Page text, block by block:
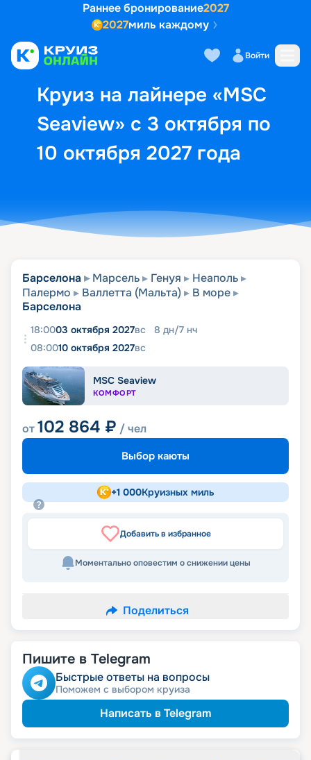
Раннее бронирование2027
2027миль каждому
Войти
Круиз на лайнере «MSC
Seaview» с 3 октября по
10 октября 2027 года
Выбор кают Маршрут и
Барселона Марсель Генуя
Неаполь
Палермо
Валлетта (Мальта)
В море
Барселона
18:0003 октября 2027вс 8 дн/7 нч
08:0010 октября 2027вс
MSC Seaview
КОМФОРТ
от102 864 ₽ / чел
Выбор каюты
+1 000Круизных миль
Добавить в избранное
Моментально оповестим о снижении цены
Поделиться
Пишите в Telegram
Быстрые ответы на вопросы
Поможем с выбором круиза
Написать в Telegram